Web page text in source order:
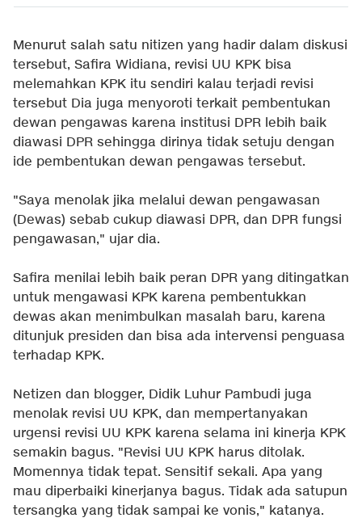
Menurut salah satu nitizen yang hadir dalam diskusi
tersebut, Safira Widiana, revisi UU KPK bisa
melemahkan KPK itu sendiri kalau terjadi revisi
tersebut Dia juga menyoroti terkait pembentukan
dewan pengawas karena institusi DPR lebih baik
diawasi DPR sehingga dirinya tidak setuju dengan
ide pembentukan dewan pengawas tersebut.
"Saya menolak jika melalui dewan pengawasan
(Dewas) sebab cukup diawasi DPR, dan DPR fungsi
pengawasan," ujar dia.
Safira menilai lebih baik peran DPR yang ditingatkan
untuk mengawasi KPK karena pembentukkan
dewas akan menimbulkan masalah baru, karena
ditunjuk presiden dan bisa ada intervensi penguasa
terhadap KPK.
Netizen dan blogger, Didik Luhur Pambudi juga
menolak revisi UU KPK, dan mempertanyakan
urgensi revisi UU KPK karena selama ini kinerja KPK
semakin bagus. "Revisi UU KPK harus ditolak.
Momennya tidak tepat. Sensitif sekali. Apa yang
mau diperbaiki kinerjanya bagus. Tidak ada satupun
tersangka yang tidak sampai ke vonis," katanya.